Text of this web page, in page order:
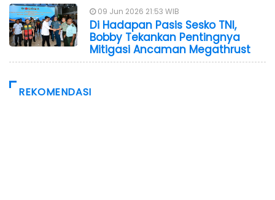
09 Jun 2026 21:53 WIB
Di Hadapan Pasis Sesko TNI,
Bobby Tekankan Pentingnya
Mitigasi Ancaman Megathrust
REKOMENDASI